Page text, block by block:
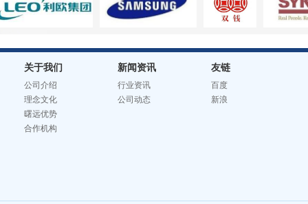
关于我们
公司介绍
理念文化
曙远优势
合作机构
新闻资讯
行业资讯
公司动态
友链
百度
新浪